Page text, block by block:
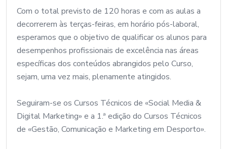
Com o total previsto de 120 horas e com as aulas a
decorrerem às terças-feiras, em horário pós-laboral,
esperamos que o objetivo de qualificar os alunos para
desempenhos profissionais de excelência nas áreas
específicas dos conteúdos abrangidos pelo Curso,
sejam, uma vez mais, plenamente atingidos.
Seguiram-se os Cursos Técnicos de «Social Media &
Digital Marketing» e a 1.ª edição do Cursos Técnicos
de «Gestão, Comunicação e Marketing em Desporto».